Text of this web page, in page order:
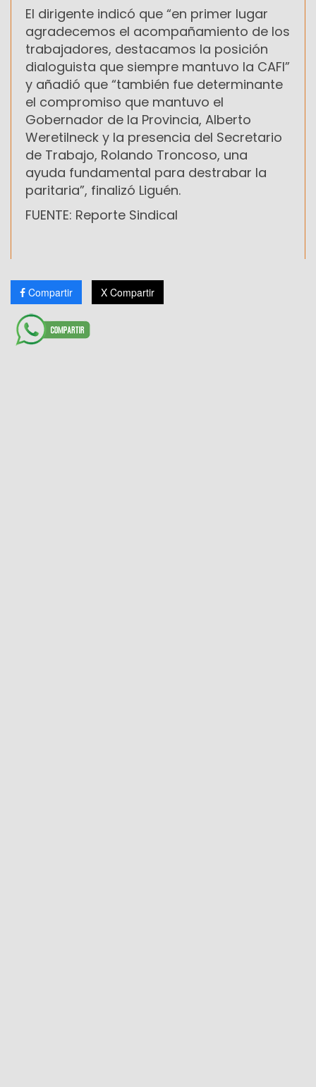
El dirigente indicó que “en primer lugar
agradecemos el acompañamiento de los
trabajadores, destacamos la posición
dialoguista que siempre mantuvo la CAFI”
y añadió que “también fue determinante
el compromiso que mantuvo el
Gobernador de la Provincia, Alberto
Weretilneck y la presencia del Secretario
de Trabajo, Rolando Troncoso, una
ayuda fundamental para destrabar la
paritaria”, finalizó Liguén.
FUENTE: Reporte Sindical
Compartir X Compartir